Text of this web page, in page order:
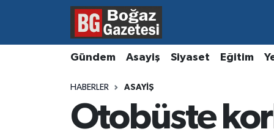
Gündem Asayiş Siyaset Eğitim
HABERLER ASAYIŞ
Otobüste
Asayiş
Ekonomi
Hava Durumu
Süper Lig Puan Durumu ve Fikstür